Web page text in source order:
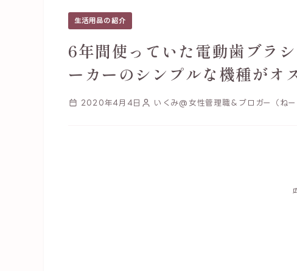
生活用品の紹介
6年間使っていた電動歯ブラ
ーカーのシンプルな機種がオ
2020年4月4日 いくみ@女性管理職＆ブロガー（ねー